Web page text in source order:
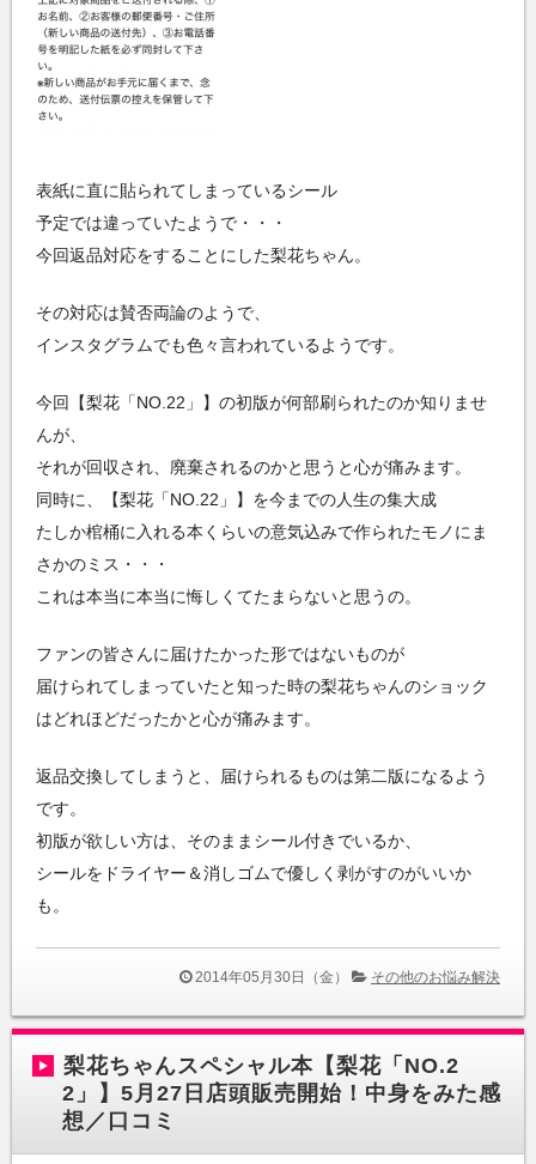
表紙に直に貼られてしまっているシール
予定では違っていたようで・・・
今回返品対応をすることにした梨花ちゃん。
その対応は賛否両論のようで、
インスタグラムでも色々言われているようです。
今回【梨花「NO.22」】の初版が何部刷られたのか知りませ
んが、
それが回収され、廃棄されるのかと思うと心が痛みます。
同時に、【梨花「NO.22」】を今までの人生の集大成
たしか棺桶に入れる本くらいの意気込みで作られたモノにま
さかのミス・・・
これは本当に本当に悔しくてたまらないと思うの。
ファンの皆さんに届けたかった形ではないものが
届けられてしまっていたと知った時の梨花ちゃんのショック
はどれほどだったかと心が痛みます。
返品交換してしまうと、届けられるものは第二版になるよう
です。
初版が欲しい方は、そのままシール付きでいるか、
シールをドライヤー＆消しゴムで優しく剥がすのがいいか
も。
2014年05月30日（金） その他のお悩み解決
梨花ちゃんスペシャル本【梨花「NO.2
2」】5月27日店頭販売開始！中身をみた感
想／口コミ